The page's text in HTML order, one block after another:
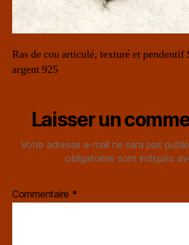
Ras de cou articulé, texturé et pendentif
argent 925
Laisser un
Votre adresse e-mail ne sera pas
obligatoires sont indiqués
Commentaire *